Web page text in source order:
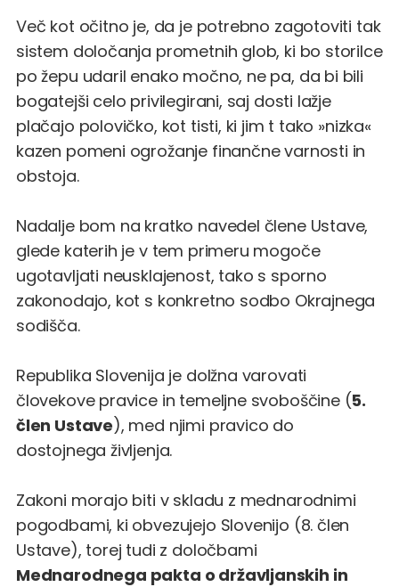
Več kot očitno je, da je potrebno zagotoviti tak
sistem določanja prometnih glob, ki bo storilce
po žepu udaril enako močno, ne pa, da bi bili
bogatejši celo privilegirani, saj dosti lažje
plačajo polovičko, kot tisti, ki jim t tako »nizka«
kazen pomeni ogrožanje finančne varnosti in
obstoja.
Nadalje bom na kratko navedel člene Ustave,
glede katerih je v tem primeru mogoče
ugotavljati neusklajenost, tako s sporno
zakonodajo, kot s konkretno sodbo Okrajnega
sodišča.
Republika Slovenija je dolžna varovati
človekove pravice in temeljne svoboščine (5.
člen Ustave), med njimi pravico do
dostojnega življenja.
Zakoni morajo biti v skladu z mednarodnimi
pogodbami, ki obvezujejo Slovenijo (8. člen
Ustave), torej tudi z določbami
Mednarodnega pakta o državljanskih in